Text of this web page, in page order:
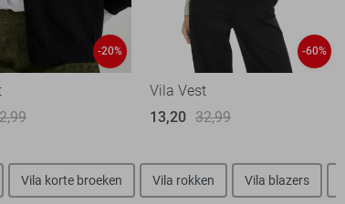
-20% -60%
Vila Vest
13,20 32,99
Vila korte broeken Vila rokken Vila blazers